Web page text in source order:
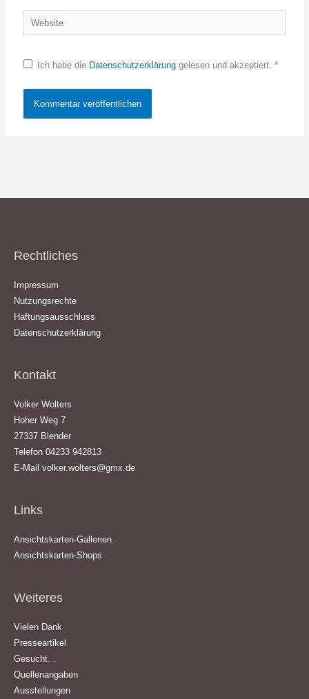
Website
Ich habe die Datenschutzerklärunggelesen und akzeptiert. *
Rechtliches
Impressum
Nutzungsrechte
Haftungsausschluss
Datenschutzerklärung
Kontakt
Volker Wolters
Hoher Weg 7
27337 Blender
Telefon 04233 942813
E-Mail volker.wolters@gmx.de
Links
Ansichtskarten-Gallerien
Ansichtskarten-Shops
Weiteres
Vielen Dank
Presseartikel
Gesucht…
Quellenangaben
Ausstellungen